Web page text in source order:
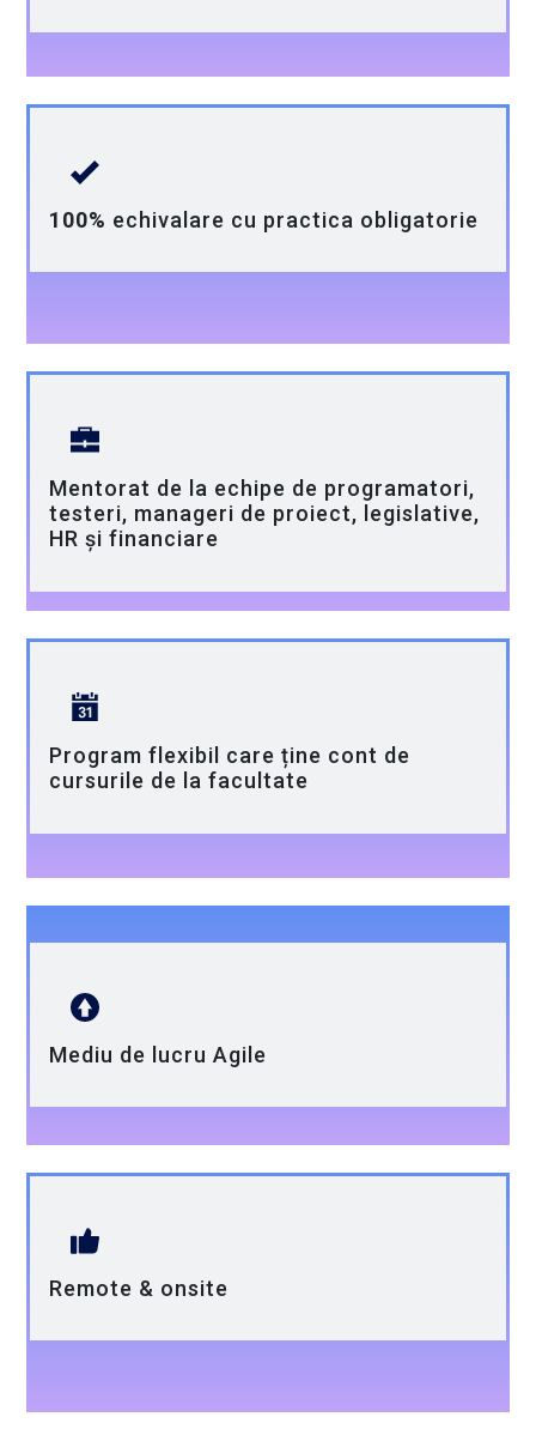
100% echivalare cu practica obligatorie
Mentorat de la echipe de programatori,
testeri, manageri de proiect, legislative,
HR și financiare
Program flexibil care ține cont de
cursurile de la facultate
Mediu de lucru Agile
Remote & onsite